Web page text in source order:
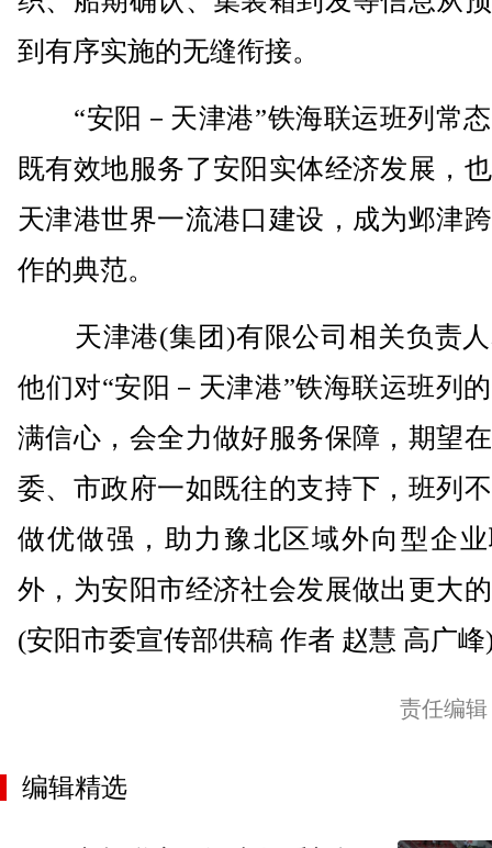
到有序实施的无缝衔接。
“安阳－天津港”铁海联运班列常
既有效地服务了安阳实体经济发展，
天津港世界一流港口建设，成为邺津
作的典范。
天津港(集团)有限公司相关负责人
他们对“安阳－天津港”铁海联运班列
满信心，会全力做好服务保障，期望
委、市政府一如既往的支持下，班列
做优做强，助力豫北区域外向型企
外，为安阳市经济社会发展做出更大
(安阳市委宣传部供稿 作者 赵慧 高广峰
责任编
编辑精选